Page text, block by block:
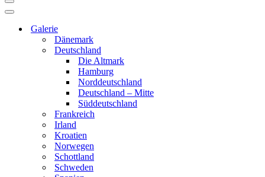
Navigationsmenü
Navigationsmenü
Galerie
Dänemark
Deutschland
Die Altmark
Hamburg
Norddeutschland
Deutschland – Mitte
Süddeutschland
Frankreich
Irland
Kroatien
Norwegen
Schottland
Schweden